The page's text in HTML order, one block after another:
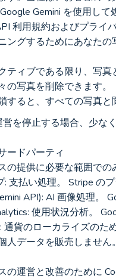
Gemini を使用し
利用規約およびプライ
ングするためにあなたの
ティブである限り、写
の写真を削除できます。
すると、すべての写真
を停止する場合、少な
ードパーティ
の提供に必要な範囲での
: 支払い処理。 Stripe
API): AI 画像処理。
使用状況分析。
通貨のローカライズの
人データを販売しませ
の運営と改善のために